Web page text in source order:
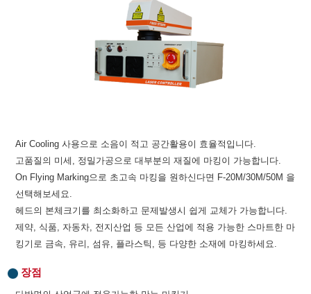
Air Cooling 사용으로 소음이 적고 공간활용이 효율적입니다.
고품질의 미세, 정밀가공으로 대부분의 재질에 마킹이 가능합니다.
On Flying Marking으로 초고속 마킹을 원하신다면 F-20M/30M/50M 을
선택해보세요.
헤드의 본체크기를 최소화하고 문제발생시 쉽게 교체가 가능합니다.
제약, 식품, 자동차, 전지산업 등 모든 산업에 적용 가능한 스마트한 마
킹기로 금속, 유리, 섬유, 플라스틱, 등 다양한 소재에 마킹하세요.
장점